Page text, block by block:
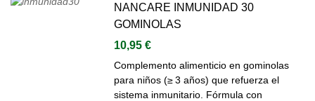
NANCARE INMUNIDAD 30
GOMINOLAS
10,95 €
Complemento alimenticio en gominolas
para niños (≥ 3 años) que refuerza el
sistema inmunitario. Fórmula con